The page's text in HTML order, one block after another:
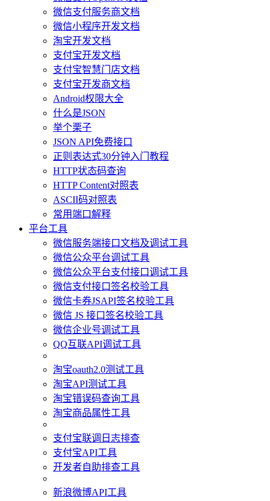
微信支付服务商文档
微信小程序开发文档
淘宝开发文档
支付宝开发文档
支付宝智慧门店文档
支付宝开发商文档
Android权限大全
什么是JSON
举个栗子
JSON API免费接口
正则表达式30分钟入门教程
HTTP状态码查询
HTTP Content对照表
ASCII码对照表
常用端口解释
平台工具
微信服务端接口文档及调试工具
微信公众平台调试工具
微信公众平台支付接口调试工具
微信支付接口签名校验工具
微信卡券JSAPI签名校验工具
微信 JS 接口签名校验工具
微信企业号调试工具
QQ互联API调试工具
淘宝oauth2.0测试工具
淘宝API测试工具
淘宝错误码查询工具
淘宝商品属性工具
支付宝联调日志排查
支付宝API工具
开发者自助排查工具
新浪微博API工具